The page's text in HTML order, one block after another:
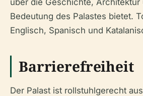
über die Geschichte, Architektur
Bedeutung des Palastes bietet.
Englisch, Spanisch und
Barrierefreiheit
Der Palast ist rollstuhlgerecht